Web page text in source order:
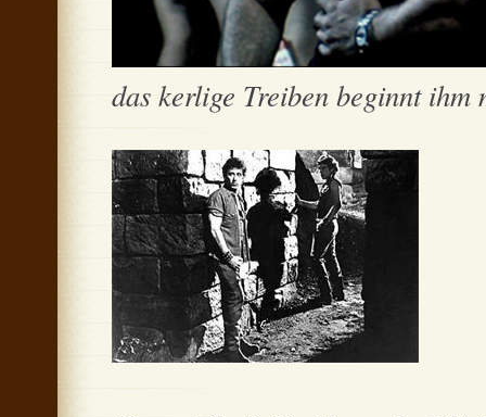
das kerlige Treiben beginnt ihm